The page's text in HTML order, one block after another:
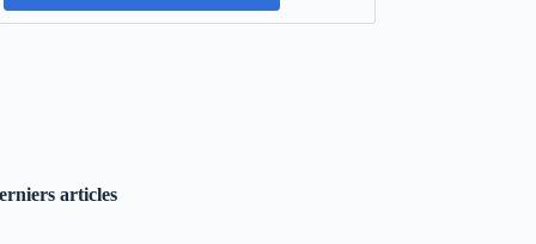
articles